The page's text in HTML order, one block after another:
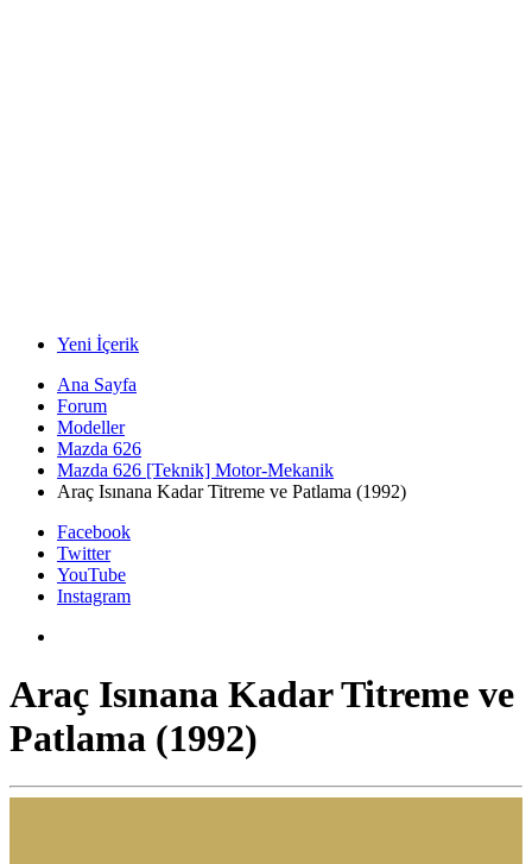
Yeni İçerik
Ana Sayfa
Forum
Modeller
Mazda 626
Mazda 626 [Teknik] Motor-Mekanik
Araç Isınana Kadar Titreme ve Patlama (1992)
Facebook
Twitter
YouTube
Instagram
Araç Isınana Kadar Titreme ve
Patlama (1992)